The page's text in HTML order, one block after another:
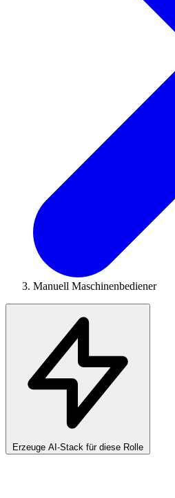
Manuell Maschinenbediener
Erzeuge AI-Stack für diese Rolle